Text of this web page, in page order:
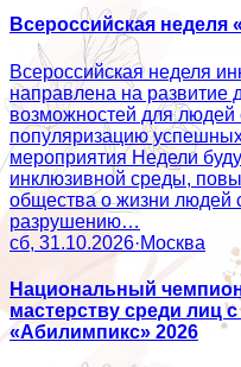
Всероссийская неделя
Всероссийская неделя
направлена на развитие
возможностей для людей
популяризацию
мероприятия Недели
инклюзивной среды,
общества о жизни людей
разрушению…
сб, 31.10.2026·Москва
Национальный
мастерству среди лиц
«Абилимпикс» 2026